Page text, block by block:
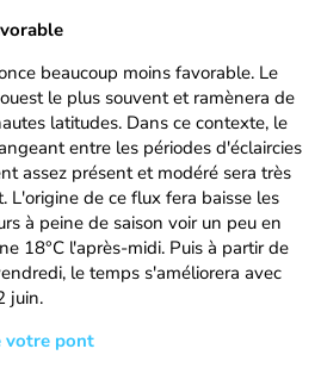
beaucoup moins favorable. Le
le plus souvent et ramènera de
latitudes. Dans ce contexte, le
entre les périodes d'éclaircies
assez présent et modéré sera très
L'origine de ce flux fera baisse les
à peine de saison voir un peu en
18°C l'après-midi. Puis à partir de
le temps s'améliorera avec
juin.
votre pont